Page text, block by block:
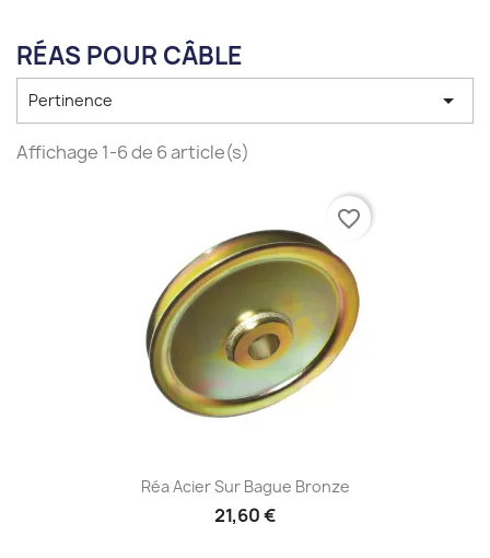
RÉAS POUR CÂBLE
Pertinence 
Affichage 1-6 de 6 article(s)
Réa Acier Sur Bague Bronze
21,60 €
favorite_border